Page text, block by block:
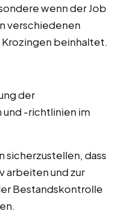
wenn der Job
verschiedenen
beinhaltet.
der
-richtlinien im
sicherzustellen, dass
und zur
Bestandskontrolle